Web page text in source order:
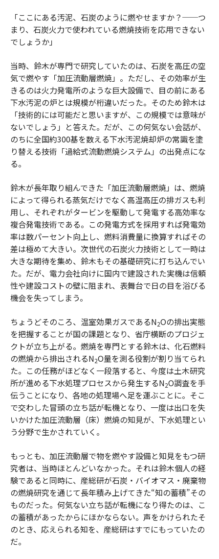
「ここにある汚泥、石炭のように燃やせますか？──つ
まり、石炭火力で使われている燃焼技術を応用できない
でしょうか」
当時、鈴木が専門で研究していたのは、石炭を高圧の空
気で燃やす「加圧流動層燃焼」。ただし、その効率が生
きるのは火力発電所のような巨大設備で、目の前にある
下水汚泥の炉とは規模が桁違いだった。そのため鈴木は
「技術的には可能だと思いますが、この規模では意味が
ないでしょう」と答えた。だが、この何気ない会話が、
のちに全国約300基を数える下水汚泥焼却炉の常識を塗
り替える技術「過給式流動燃焼システム」の出発点にな
る。
鈴木が長年取り組んできた「加圧流動層燃焼」は、燃焼
によって得られる蒸気だけでなく高温高圧の排ガスも利
用し、それぞれがタービンを駆動して発電する高効率な
複合発電技術である。この発電方式を採用すれば発電効
率は数パーセント向上し、燃料消費量に換算すればその
差は極めて大きい。次世代の石炭火力技術として一時は
大きな期待を集め、鈴木もその基礎研究に打ち込んでい
た。だが、電力会社向けに国内で建設された実機は信頼
性や建設コストの壁に阻まれ、表舞台で日の目を浴びる
機会を失ってしまう。
ちょうどそのころ、温室効果ガスであるN2Oの排出実態
を把握することが国の課題となり、省庁横断のプロジェ
クトが立ち上がる。燃焼を専門とする鈴木は、化石燃料
の燃焼から排出されるN2O量を測る役割が割り当てられ
た。この任務がほどなく一段落すると、今度は土木研究
所が進める下水処理プロセスから発生するN2O調査を手
伝うことになり、各地の処理場へ足を運ぶことに。そこ
で交わした冒頭の立ち話が転機となり、一度は出口を失
いかけた加圧流動層（床）燃焼の知見が、下水処理とい
う分野で生かされていく。
もっとも、加圧流動層で物を燃やす設備と知見をもつ研
究者は、当時ほとんどいなかった。それは鈴木個人の経
験であると同時に、産総研が石炭・バイオマス・廃棄物
の燃焼研究を通じて長年積み上げてきた“知の蓄積”その
ものだった。何気ない立ち話が転機になり得たのは、こ
の蓄積があったからにほかならない。声をかけられたそ
のとき、応えられる知を、産総研はすでにもっていたの
だ。